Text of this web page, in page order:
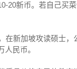
20新币。若自己买
在新加坡攻读硕士
民币。